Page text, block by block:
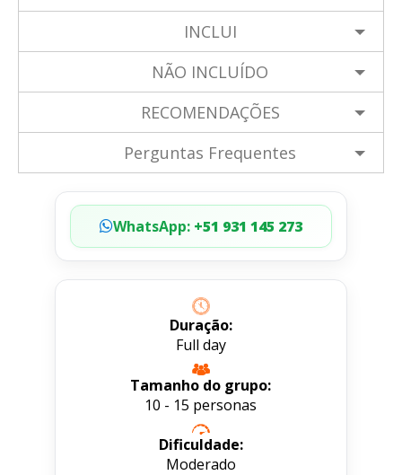
INCLUI
NÃO INCLUÍDO
RECOMENDAÇÕES
Perguntas Frequentes
WhatsApp:+51 931 145 273
Duração:
Full day
Tamanho do grupo:
10 - 15 personas
Dificuldade:
Moderado